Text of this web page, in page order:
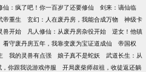
仙：疯了吧！你一百岁了还要修仙
剑来：谪仙临
帝重生 玄幻：人在废丹房，我能合成万物
神级卡
兽开始 凡人修仙：从废丹房杂役开始
逆女！他镇
看守废丹房五年，我靠变废为宝证道成仙
帝国权
我的灵兽有点强 娘子真不是蛇妖
武道长生：从
你跟我说游戏停服
开局废柴师叔祖，收徒返还躺